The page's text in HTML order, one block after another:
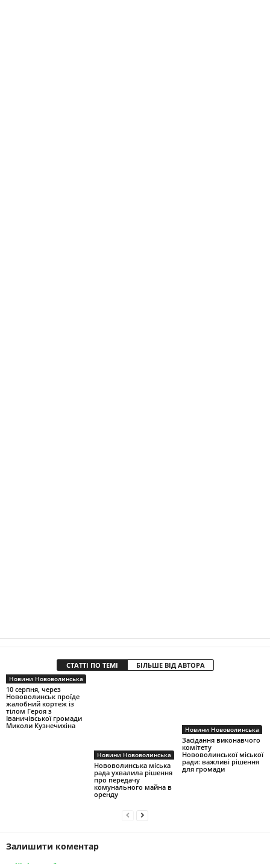
СТАТТІ ПО ТЕМІ БІЛЬШЕ ВІД АВТОРА
Новини Нововолинська
10 серпня, через
Нововолинськ проїде
жалобний кортеж із
тілом Героя з
Іваничівської громади
Миколи Кузнечихіна
Новини Нововолинська
Нововолинська міська
рада ухвалила рішення
про передачу
комунального майна в
оренду
Новини Нововолинська
Засідання виконавчого
комітету
Нововолинської міської
ради: важливі рішення
для громади
Залишити коментар